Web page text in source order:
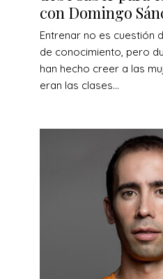
con Domingo
Entrenar no es cuestión
de conocimiento, pero
han hecho creer a las
eran las clases...